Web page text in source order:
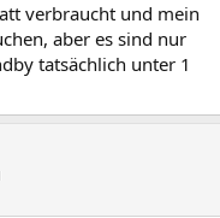
verbraucht und mein
aber es sind nur
tatsächlich unter 1